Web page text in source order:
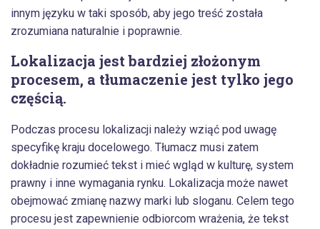
innym języku w taki sposób, aby jego treść została
zrozumiana naturalnie i poprawnie.
Lokalizacja jest bardziej złożonym
procesem, a tłumaczenie jest tylko jego
częścią.
Podczas procesu lokalizacji należy wziąć pod uwagę
specyfikę kraju docelowego. Tłumacz musi zatem
dokładnie rozumieć tekst i mieć wgląd w kulturę, system
prawny i inne wymagania rynku. Lokalizacja może nawet
obejmować zmianę nazwy marki lub sloganu. Celem tego
procesu jest zapewnienie odbiorcom wrażenia, że tekst